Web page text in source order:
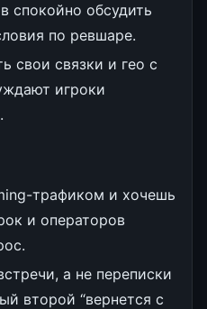
спокойно обсудить
по ревшаре.
свои связки и гео с
игроки
трафиком и хочешь
и операторов
а не переписки
второй “вернется с